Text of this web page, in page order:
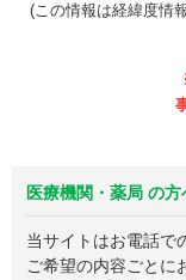
(この情報は経緯度情
医療機関・薬局 の方
当サイトはお電話で
ご希望の内容ごとに